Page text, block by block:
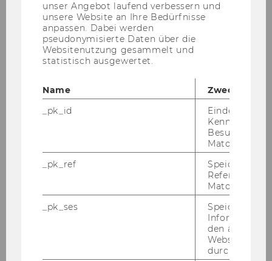
Sozialwissenschaften
Gemäß § 8 Abs 2 der Richtlinie des Rektorats
für die Bevollmächtigung von
Arbeitnehmerinnen und Arbeitnehmern der
Wirtschaftsuniversität Wien (Mitteilungsblatt
Mitteilungsblatt 3. Stück, Nr. 11, vom 19.10.2005;
Erhöhung der Betragsgrenze) werden
folgende Personen bevollmächtigt, im
jeweiligen Wirkungsbereich und im Rahmen
Budgetmittel Rechtsgeschäfte gemäß § 3 der
Institut / Akademische Einheit
o. Univ.Prof. Dr. Edward M.
unser Angebot laufend verbessern und
unsere Website an Ihre Bedürfnisse
anpassen. Dabei werden
pseudonymisierte Daten über die
Websitenutzung gesammelt und
statistisch ausgewertet.
Name
Zweck
_pk_id
Eindeutige
Besuchers
Matomo.
_pk_ref
Speicherung
Referrers
Matomo.
_pk_ses
Speicherung
den aktuellen
durch